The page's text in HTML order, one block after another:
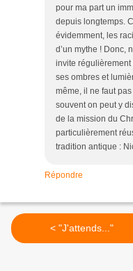
pour ma part un
depuis longtemps.
évidemment, les
d’un mythe ! Donc,
invite
ses ombres et
même, il ne faut
souvent on peut y
de la mission du
particulièrement
tradition antique :
Répondre
< "J'attends..."